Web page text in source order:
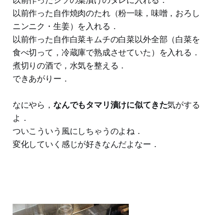
以前作った自作焼肉のたれ（粉一味，味噌，おろし
ニンニク・生姜）を入れる．
以前作った自作白菜キムチの白菜以外全部（白菜を
食べ切って，冷蔵庫で熟成させていた）を入れる．
煮切りの酒で，水気を整える．
できあがりー．
なにやら， なんでもタマリ漬けに似てきた気がする
よ．
ついこういう風にしちゃうのよね．
変化していく感じが好きなんだよなー．